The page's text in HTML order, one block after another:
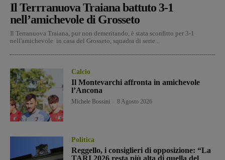
Il Terrranuova Traiana battuto 3-1
nell’amichevole di Grosseto
Il Terranuova Traiana, pur non demeritando, è stata sconfitto per 3-1
nell'amichevole in casa del Grosseto, squadra di serie...
Calcio
Il Montevarchi affronta in amichevole
l’Ancona
Michele Bossini 8 Agosto 2026
Politica
Reggello, i consiglieri di opposizione: “La
TARI 2026 resta più alta di quella del